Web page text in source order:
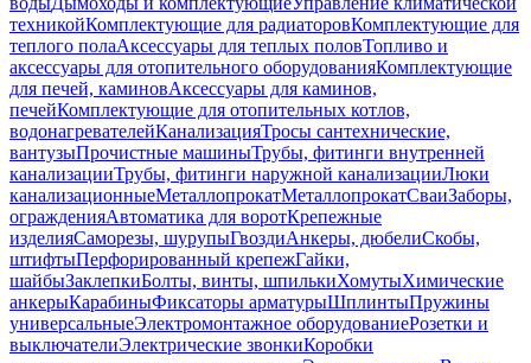
техникойКомплектующие для радиаторовКомплектующие для
теплого полаАксессуары для теплых половТопливо и
аксессуары для отопительного оборудованияКомплектующие
для печей, каминовАксессуары для каминов,
печейКомплектующие для отопительных котлов,
водонагревателейКанализацияТросы сантехнические,
вантузыПрочистные машиныТрубы, фитинги внутренней
канализацииТрубы, фитинги наружной канализацииЛюки
канализационныеМеталлопрокатМеталлопрокатСваиЗаборы,
огражденияАвтоматика для воротКрепежные
изделияСаморезы, шурупыГвоздиАнкеры, дюбелиСкобы,
штифтыПерфорированный крепежГайки,
шайбыЗаклепкиБолты, винты, шпилькиХомутыХимические
анкерыКарабиныФиксаторы арматурыШплинтыПружины
универсальныеЭлектромонтажное оборудованиеРозетки и
выключателиЭлектрические звонкиКоробки